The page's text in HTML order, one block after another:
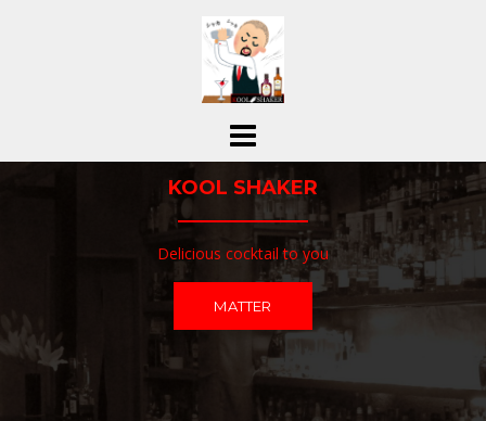
ス
KOOL SHAKER
Delicious cocktail to you
MATTER